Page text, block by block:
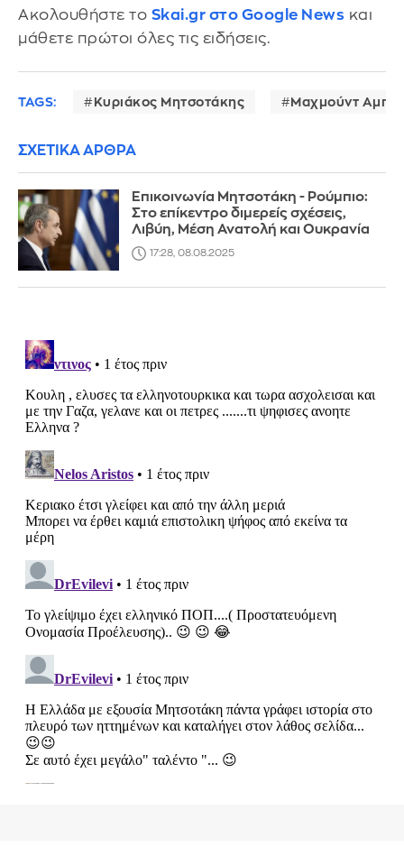
Ακολουθήστε το Skai.gr στο Google News και
μάθετε πρώτοι όλες τις ειδήσεις.
TAGS: Κυριάκος Μητσοτάκης Μαχμούντ
ΣΧΕΤΙΚΑ ΑΡΘΡΑ
Επικοινωνία Μητσοτάκη - Ρούμπιο:
Στο επίκεντρο διμερείς σχέσεις,
Λιβύη, Μέση Ανατολή και Ουκρανία
17:28, 08.08.2025